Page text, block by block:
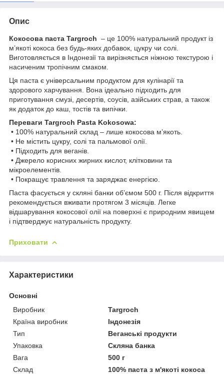
Опис
Кокосова паста Targroch – це 100% натуральний продукт із
м’якоті кокоса без будь-яких добавок, цукру чи солі.
Виготовляється в Індонезії та вирізняється ніжною текстурою і
насиченим тропічним смаком.
Ця паста є універсальним продуктом для кулінарії та
здорового харчування. Вона ідеально підходить для
приготування смузі, десертів, соусів, азійських страв, а також
як додаток до каш, тостів та випічки.
Переваги Targroch Pasta Kokosowa:
• 100% натуральний склад – лише кокосова м’якоть.
• Не містить цукру, солі та пальмової олії.
• Підходить для веганів.
• Джерело корисних жирних кислот, клітковини та
мікроелементів.
• Покращує травлення та заряджає енергією.
Паста фасується у скляні банки об’ємом 500 г. Після відкриття
рекомендується вживати протягом 3 місяців. Легке
відшарування кокосової олії на поверхні є природним явищем
і підтверджує натуральність продукту.
Приховати
Характеристики
Основні
Виробник
Targroch
Країна виробник
Індонезія
Тип
Веганські продукти
Упаковка
Скляна банка
Вага
500 г
Склад
100% паста з м'якоті кокоса